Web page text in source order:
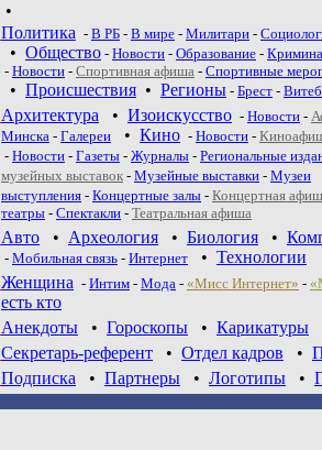
•
Политика - В РБ - В мире - Милитари -
• Общество - Новости - Образование -
- Новости - Спортивная афиша - Спортивные
• Происшествия • Регионы - Брест -
Архитектура • Изоискусство - Новости -
Минска - Галереи • Кино - Новости -
- Новости - Газеты - Журналы - Региональные
музейных выставок - Музейные выставки - Музеи
выступления - Концертные залы - Концертная
театры - Спектакли - Театральная афиша
Авто • Археология • Биология •
- Мобильная связь - Интернет • Технологии
Женщина - Интим - Мода - «Мисс Интернет» -
есть кто
Анекдоты • Гороскопы • Карикатуры
Секретарь-референт • Отдел кадров •
Подписка • Партнеры • Логотипы •